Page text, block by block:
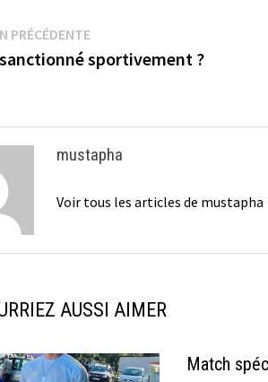
PRÉCÉDENTEPublication
précédente :
sportivement ?
mustapha
Voir tous les articles de
AUSSI AIMER
Match